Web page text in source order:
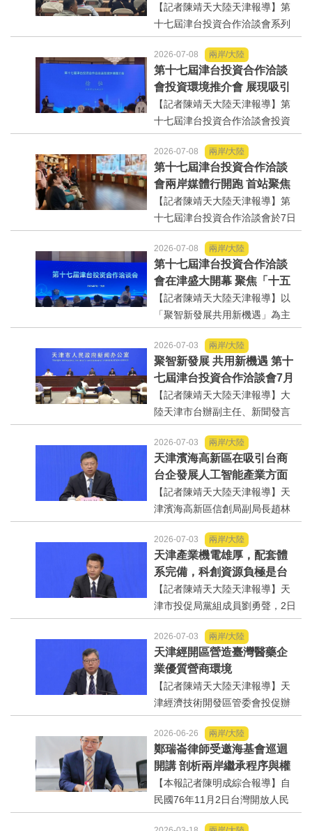
抵達基隆港快件專...
在津成功舉辦
【記者陳靖天大陸天津報導】第
十七屆津台投資合作洽談會系列
活動之一的京津冀台大健康產業
交流會8日下午在天津市濱海新區
成功舉辦。來自京津冀台生物醫
藥與健康照護領域專家學者、企
業負責人等120餘人與會，分...
2026-07-08 兩岸/大陸
第十七屆津台投資合作洽談
會投資環境推介會 展現吸引
台資的政策誠意與發展潛力
【記者陳靖天大陸天津報導】第
十七屆津台投資合作洽談會投資
環境推介會7日傍於天津萬象酒店
舉行，天津市台辦副主任徐恆致
詞歡迎兩岸嘉賓與媒體到訪。會
中，由市發改委二級巡視員戴太
華、投資促進局副局長劉...
2026-07-08 兩岸/大陸
第十七屆津台投資合作洽談
會兩岸媒體行開跑 首站聚焦
非遺美食「桂發祥十八街麻
花」
【記者陳靖天大陸天津報導】第
十七屆津台投資合作洽談會於7日
至11日在天津隆重登場，同步配
套舉辦「2026兩岸媒體行」系列
活動，特別選定從天津最具代表
性的百年美食名片「桂發祥」出
發，共同見證中華傳統飲食文...
2026-07-08 兩岸/大陸
第十七屆津台投資合作洽談
會在津盛大開幕 聚焦「十五
五」新機遇 兩岸共促產業融
合發展
【記者陳靖天大陸天津報導】以
「聚智新發展共用新機遇」為主
題的第十七屆津台投資合作洽談
會，8日上午在萬麗天津賓館隆重
舉行，現場以台語鋼琴演奏台語
歌曲《望春風》、《你是我兄
弟》等曲目穿場，營造濃厚台...
2026-07-03 兩岸/大陸
聚智新發展 共用新機遇 第十
七屆津台投資合作洽談會7月
7日至7月12日在天津舉辦
【記者陳靖天大陸天津報導】大
陸天津市台辦副主任、新聞發言
人徐恒，2日在第十七屆津台投資
合作洽談會新聞發佈會上表示，
津台投資合作洽談會，從2008年
至今已成功舉辦16屆，津台會已
成為兩岸重要的經貿交流合...
2026-07-03 兩岸/大陸
天津濱海高新區在吸引台商
台企發展人工智能產業方面
具備優勢
【記者陳靖天大陸天津報導】天
津濱海高新區信創局副局長趙林
杉，2日上午在第十七屆津台投資
合作洽談會新聞發佈會上，針對
吸引臺商臺企來津發展人工智能
產業方面具備優勢表示，高新區
作為國家自主創新示範區，也...
2026-07-03 兩岸/大陸
天津產業機電雄厚，配套體
系完備，科創資源負極是台
商來投資新業的理想沃土
【記者陳靖天大陸天津報導】天
津市投促局黨組成員劉勇聲，2日
上午在第十七屆津台投資合作洽
談會新聞發佈會上回答記者提問
關於天津在產業發展方面有哪些
突出優勢，目前台資企業在天津
的融合情況，未來還有哪些...
2026-07-03 兩岸/大陸
天津經開區營造臺灣醫藥企
業優質營商環境
【記者陳靖天大陸天津報導】天
津經濟技術開發區管委會投促辦
主任孫啟俊，2日上午在第十七屆
津台投資合作洽談會新聞發佈會
上，說明天津市作為北方生物醫
藥產業高地，天津經開區能為臺
灣醫藥大健康行業的創業者和...
2026-06-26 兩岸/大陸
鄭瑞崙律師受邀海基會巡迴
開講 剖析兩岸繼承程序與權
益保障
【本報記者陳明成綜合報導】自
民國76年11月2日台灣開放人民
到大陸探親以來，兩岸人民交流